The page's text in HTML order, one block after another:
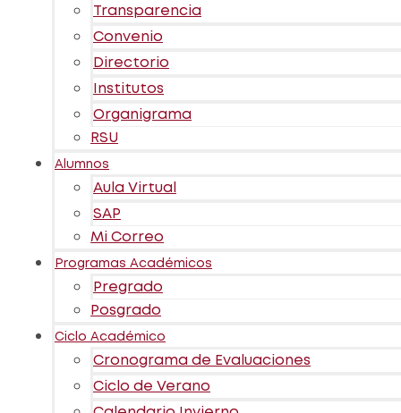
Transparencia
Convenio
Directorio
Institutos
Organigrama
RSU
Alumnos
Aula Virtual
SAP
Mi Correo
Programas Académicos
Pregrado
Posgrado
Ciclo Académico
Cronograma de Evaluaciones
Ciclo de Verano